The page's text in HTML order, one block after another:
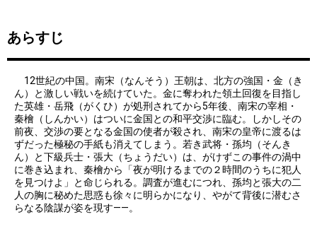
あらすじ
12世紀の中国。南宋（なんそう）王朝は、北方の強国・金（き
ん）と激しい戦いを続けていた。金に奪われた領土回復を目指し
た英雄・岳飛（がくひ）が処刑されてから5年後、南宋の宰相・
秦檜（しんかい）はついに金国との和平交渉に臨む。しかしその
前夜、交渉の要となる金国の使者が殺され、南宋の皇帝に渡るは
ずだった極秘の手紙も消えてしまう。若き武将・孫均（そんき
ん）と下級兵士・張大（ちょうだい）は、がけずこの事件の渦中
に巻き込まれ、秦檜から「夜が明けるまでの２時間のうちに犯人
を見つけよ」と命じられる。調査が進むにつれ、孫均と張大の二
人の胸に秘めた思惑も徐々に明らかになり、やがて背後に潜むさ
らなる陰謀が姿を現す——。